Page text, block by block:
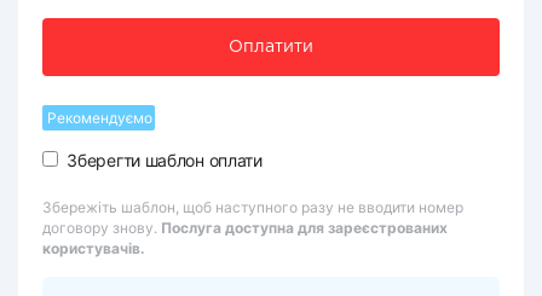
Оплатити
Рекомендуємо
Зберегти шаблон оплати
Збережіть шаблон, щоб наступного разу не вводити номер
договору знову. Послуга доступна для зареєстрованих
користувачів.